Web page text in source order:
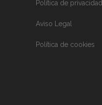
Política de privacidad
Aviso Legal
Política de cookies